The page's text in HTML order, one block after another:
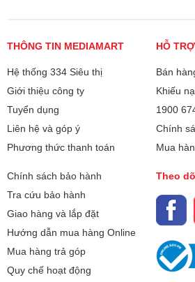
Tiết kiệm năng lượng thông minh
Hệ thống 6 cảm biến thông minh AI
nhiều vị trí trong tủ, có khả năng ghi
quen sử dụng như tần suất đóng/mở
kiện môi trường xung quanh. Dựa
Tủ lạnh:
Chất liệu khay Tủ
lạnh:
Khay kính
Tủ lạnh Inverter -
tiết kiệm điện:
Công nghệ làm
Làm lạnh
lạnh lan tỏa
mùi, kháng khuẩn:
Công nghệ
thể bạc Ag
và nấm mốc
Tính năng: Ngăn đông
THÔNG TIN MEDIAMART
Hệ thống 334 Siêu thị
Giới thiệu công ty
Tuyển dụng
Liên hệ và góp ý
Phương thức thanh toán
HỖ
Bán
Khiếu
1900
Chính
Mua
Chính sách bảo hành
Tra cứu bảo hành
Giao hàng và lắp đặt
Hướng dẫn mua hàng Online
Mua hàng trả góp
Quy chế hoạt động
Theo